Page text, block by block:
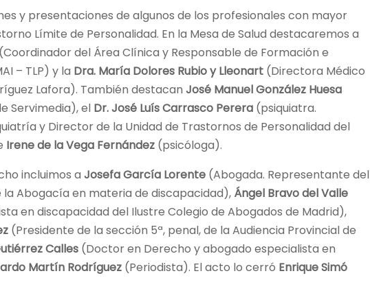
y presentaciones de algunos de los profesionales con mayor
Límite de Personalidad. En la Mesa de Salud destacaremos a
(Coordinador del Área Clínica y Responsable de Formación e
– TLP) y la Dra. María Dolores Rubio y Lleonart (Directora Médico
Lafora). También destacan José Manuel González Huesa
Servimedia), el Dr. José Luís Carrasco Perera (psiquiatra.
y Director de la Unidad de Trastornos de Personalidad del
Irene de la Vega Fernández (psicóloga).
incluimos a Josefa García Lorente (Abogada. Representante del
la Abogacía en materia de discapacidad), Ángel Bravo del Valle
en discapacidad del Ilustre Colegio de Abogados de Madrid),
(Presidente de la sección 5ª, penal, de la Audiencia Provincial de
Calles (Doctor en Derecho y abogado especialista en
Martín Rodríguez (Periodista). El acto lo cerró Enrique Simó